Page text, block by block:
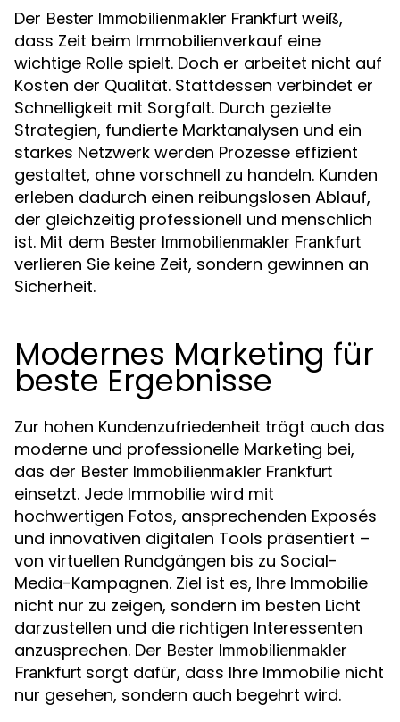
Der Bester Immobilienmakler Frankfurt weiß,
dass Zeit beim Immobilienverkauf eine
wichtige Rolle spielt. Doch er arbeitet nicht auf
Kosten der Qualität. Stattdessen verbindet er
Schnelligkeit mit Sorgfalt. Durch gezielte
Strategien, fundierte Marktanalysen und ein
starkes Netzwerk werden Prozesse effizient
gestaltet, ohne vorschnell zu handeln. Kunden
erleben dadurch einen reibungslosen Ablauf,
der gleichzeitig professionell und menschlich
ist. Mit dem Bester Immobilienmakler Frankfurt
verlieren Sie keine Zeit, sondern gewinnen an
Sicherheit.
Modernes Marketing für
beste Ergebnisse
Zur hohen Kundenzufriedenheit trägt auch das
moderne und professionelle Marketing bei,
das der Bester Immobilienmakler Frankfurt
einsetzt. Jede Immobilie wird mit
hochwertigen Fotos, ansprechenden Exposés
und innovativen digitalen Tools präsentiert –
von virtuellen Rundgängen bis zu Social-
Media-Kampagnen. Ziel ist es, Ihre Immobilie
nicht nur zu zeigen, sondern im besten Licht
darzustellen und die richtigen Interessenten
anzusprechen. Der Bester Immobilienmakler
Frankfurt sorgt dafür, dass Ihre Immobilie nicht
nur gesehen, sondern auch begehrt wird.